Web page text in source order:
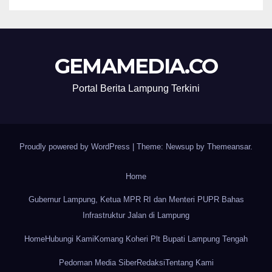
GEMAMEDIA.CO
Portal Berita Lampung Terkini
Proudly powered by WordPress Theme: Newsup by Themeansar.
Home
Gubernur Lampung, Ketua MPR RI dan Menteri PUPR Bahas
Infrastruktur Jalan di Lampung
HomeHubungi Kami Komang Koheri Plt Bupati Lampung Tengah
Pedoman Media SiberRedaksiTentang Kami